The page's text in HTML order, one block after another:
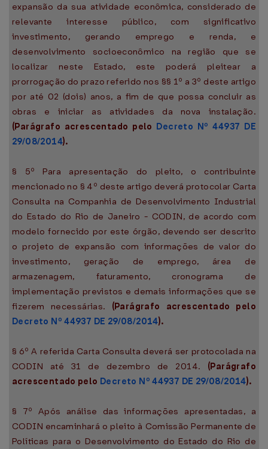
expansão da sua atividade econômica, considerado de
relevante interesse público, com significativo
investimento, gerando emprego e renda, e
desenvolvimento socioeconômico na região que se
localizar neste Estado, este poderá pleitear a
prorrogação do prazo referido nos §§ 1º a 3º deste artigo
por até 02 (dois) anos, a fim de que possa concluir as
obras e iniciar as atividades da nova instalação.
(Parágrafo acrescentado pelo Decreto Nº 44937 DE
29/08/2014).
§ 5º Para apresentação do pleito, o contribuinte
mencionado no § 4º deste artigo deverá protocolar Carta
Consulta na Companhia de Desenvolvimento Industrial
do Estado do Rio de Janeiro - CODIN, de acordo com
modelo fornecido por este órgão, devendo ser descrito
o projeto de expansão com informações de valor do
investimento, geração de emprego, área de
armazenagem, faturamento, cronograma de
implementação previstos e demais informações que se
fizerem necessárias. (Parágrafo acrescentado pelo
Decreto Nº 44937 DE 29/08/2014).
§ 6º A referida Carta Consulta deverá ser protocolada na
CODIN até 31 de dezembro de 2014. (Parágrafo
acrescentado pelo Decreto Nº 44937 DE 29/08/2014).
§ 7º Após análise das informações apresentadas, a
CODIN encaminhará o pleito à Comissão Permanente de
Políticas para o Desenvolvimento do Estado do Rio de